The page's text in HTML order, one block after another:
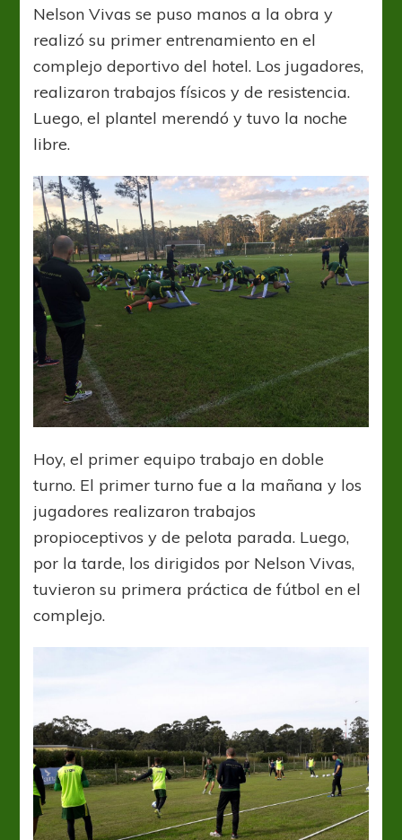
Nelson Vivas se puso manos a la obra y
realizó su primer entrenamiento en el
complejo deportivo del hotel. Los jugadores,
realizaron trabajos físicos y de resistencia.
Luego, el plantel merendó y tuvo la noche
libre.
Hoy, el primer equipo trabajo en doble
turno. El primer turno fue a la mañana y los
jugadores realizaron trabajos
propioceptivos y de pelota parada. Luego,
por la tarde, los dirigidos por Nelson Vivas,
tuvieron su primera práctica de fútbol en el
complejo.